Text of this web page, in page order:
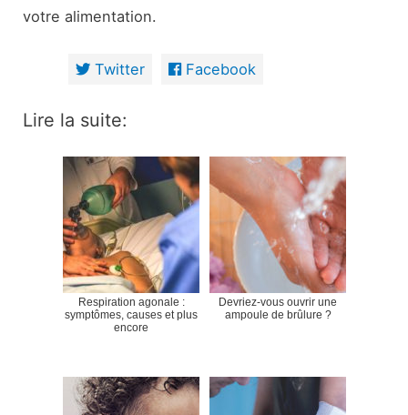
votre alimentation.
Twitter Facebook
Lire la suite:
Respiration agonale :
symptômes, causes et plus
encore
Devriez-vous ouvrir une
ampoule de brûlure ?